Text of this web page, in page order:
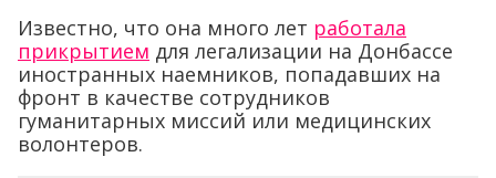
Известно, что она много лет работала
прикрытием для легализации на Донбассе
иностранных наемников, попадавших на
фронт в качестве сотрудников
гуманитарных миссий или медицинских
волонтеров.